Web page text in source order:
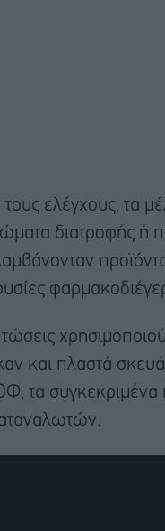
τους ελέγχους, τα
διατροφής ή
και πλαστά
τα συγκεκριμένα